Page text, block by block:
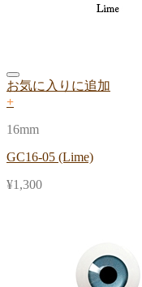
お気に入りに追加
+
16mm
GC16-05 (Lime)
¥1,300